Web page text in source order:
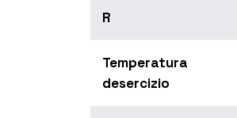
R
Temperatura
desercizio